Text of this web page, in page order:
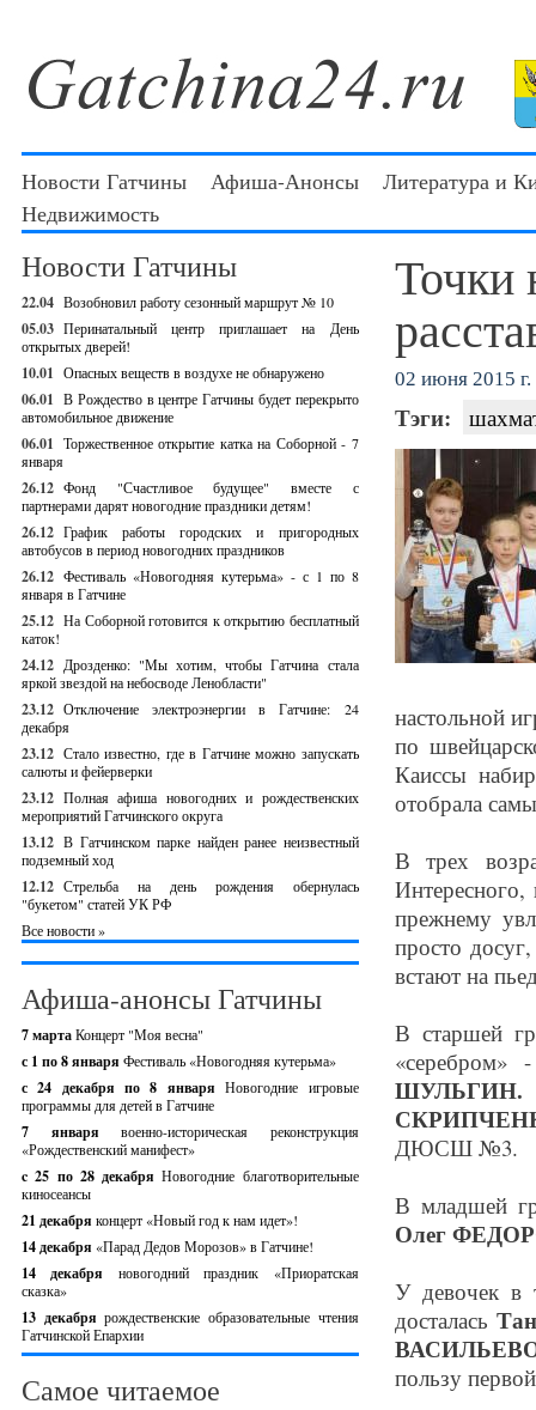
Новости Гатчины Афиша-Анонсы
Литература и
Недвижимость
Новости Гатчины
22.04 Возобновил работу сезонный маршрут № 10
05.03 Перинатальный центр приглашает на День
открытых дверей!
10.01 Опасных веществ в воздухе не обнаружено
06.01 В Рождество в центре Гатчины будет перекрыто
автомобильное движение
06.01 Торжественное открытие катка на Соборной - 7
января
26.12 Фонд "Счастливое будущее" вместе с
партнерами дарят новогодние праздники детям!
26.12 График работы городских и пригородных
автобусов в период новогодних праздников
26.12 Фестиваль «Новогодняя кутерьма» - с 1 по 8
января в Гатчине
25.12 На Соборной готовится к открытию бесплатный
каток!
24.12 Дрозденко: "Мы хотим, чтобы Гатчина стала
яркой звездой на небосводе Ленобласти"
23.12 Отключение электроэнергии в Гатчине: 24
декабря
23.12 Стало известно, где в Гатчине можно запускать
салюты и фейерверки
23.12 Полная афиша новогодних и рождественских
мероприятий Гатчинского округа
13.12 В Гатчинском парке найден ранее неизвестный
подземный ход
12.12 Стрельба на день рождения обернулась
"букетом" статей УК РФ
Все новости »
Афиша-анонсы Гатчины
7 мартаКонцерт "Моя весна"
с 1 по 8 января Фестиваль «Новогодняя кутерьма»
с 24 декабря по 8 январяНовогодние игровые
программы для детей в Гатчине
7 январявоенно-историческая реконструкция
«Рождественский манифест»
c 25 по 28 декабряНовогодние благотворительные
киносеансы
21 декабря концерт «Новый год к нам идет»!
14 декабря «Парад Дедов Морозов» в Гатчине!
14 декабря новогодний праздник «Приоратская
сказка»
13 декабрярождественские образовательные чтения
Гатчинской Епархии
Самое читаемое
Точки
02 июня 2015 г.
Тэги:
настольной
по
Каиссы
отобрала
В трех
прежнему
просто
встают на
В старшей
ШУЛЬГИН.
ДЮСШ №3.
В младшей
Олег
У девочек в
досталась
пользу